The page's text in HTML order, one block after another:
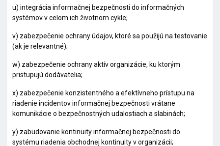
u) integrácia informačnej bezpečnosti do informačných
systémov v celom ich životnom cykle;
v) zabezpečenie ochrany údajov, ktoré sa použijú na testovanie
(ak je relevantné);
w) zabezpečenie ochrany aktív organizácie, ku ktorým
pristupujú dodávatelia;
x) zabezpečenie konzistentného a efektívneho prístupu na
riadenie incidentov informačnej bezpečnosti vrátane
komunikácie o bezpečnostných udalostiach a slabinách;
y) zabudovanie kontinuity informačnej bezpečnosti do
systému riadenia obchodnej kontinuity v organizácii;